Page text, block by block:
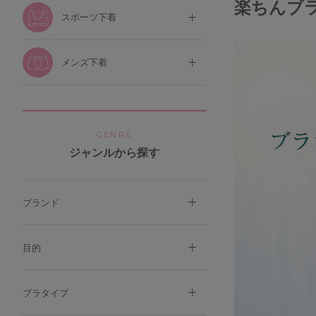
スポーツ下着
メンズ下着
GENRE
ジャンルから探す
ブランド
目的
ブラタイプ
楽ちんブ